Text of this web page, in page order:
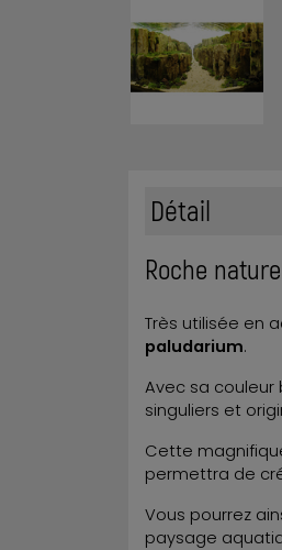
Détail
Roche
Très utilisée en
paludarium.
Avec sa couleur
singuliers et
Cette
permettra de
Vous pourrez
paysage